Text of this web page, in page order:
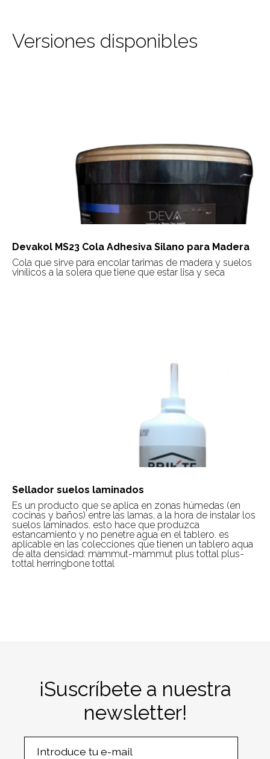
Versiones disponibles
Devakol MS23 Cola Adhesiva Silano para Madera
Cola que sirve para encolar tarimas de madera y suelos
vinílicos a la solera que tiene que estar lisa y seca
Sellador suelos laminados
Es un producto que se aplica en zonas húmedas (en
cocinas y baños) entre las lamas, a la hora de instalar los
suelos laminados. esto hace que produzca
estancamiento y no penetre agua en el tablero. es
aplicable en las colecciones que tienen un tablero aqua
de alta densidad: mammut-mammut plus tottal plus-
tottal herringbone tottal
¡Suscríbete a nuestra
newsletter!